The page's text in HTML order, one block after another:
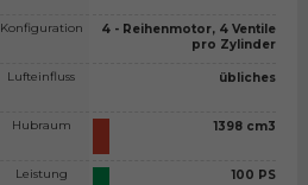
Konfiguration
Lufteinfluss
Hubraum
Leistung
4 - Reihenmotor, 4 Ventile
pro Zylinder
übliches
1398 cm3
100 PS